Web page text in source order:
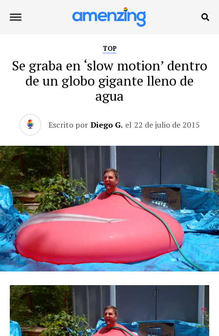
TOP
Se graba en ‘slow motion’ dentro
de un globo gigante lleno de
agua
Escrito por Diego G. el 22 de julio de 2015